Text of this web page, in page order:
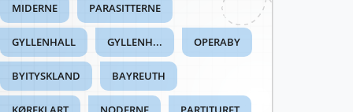
MIDERNE PARASITTERNE
GYLLENHALL GYLLENH... OPERABY
BYITYSKLAND BAYREUTH